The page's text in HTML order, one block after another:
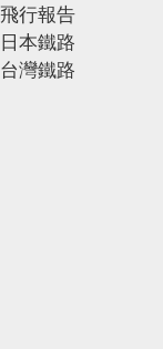
飛行報告
日本鐵路
台灣鐵路